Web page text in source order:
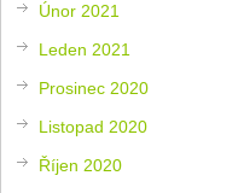
Únor 2021
Leden 2021
Prosinec 2020
Listopad 2020
Říjen 2020